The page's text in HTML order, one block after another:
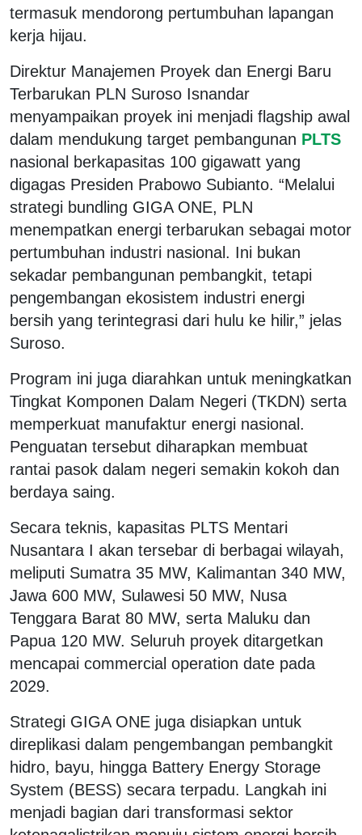
termasuk mendorong pertumbuhan lapangan
kerja hijau.
Direktur Manajemen Proyek dan Energi Baru
Terbarukan PLN Suroso Isnandar
menyampaikan proyek ini menjadi flagship awal
dalam mendukung target pembangunan PLTS
nasional berkapasitas 100 gigawatt yang
digagas Presiden Prabowo Subianto. “Melalui
strategi bundling GIGA ONE, PLN
menempatkan energi terbarukan sebagai motor
pertumbuhan industri nasional. Ini bukan
sekadar pembangunan pembangkit, tetapi
pengembangan ekosistem industri energi
bersih yang terintegrasi dari hulu ke hilir,” jelas
Suroso.
Program ini juga diarahkan untuk meningkatkan
Tingkat Komponen Dalam Negeri (TKDN) serta
memperkuat manufaktur energi nasional.
Penguatan tersebut diharapkan membuat
rantai pasok dalam negeri semakin kokoh dan
berdaya saing.
Secara teknis, kapasitas PLTS Mentari
Nusantara I akan tersebar di berbagai wilayah,
meliputi Sumatra 35 MW, Kalimantan 340 MW,
Jawa 600 MW, Sulawesi 50 MW, Nusa
Tenggara Barat 80 MW, serta Maluku dan
Papua 120 MW. Seluruh proyek ditargetkan
mencapai commercial operation date pada
2029.
Strategi GIGA ONE juga disiapkan untuk
direplikasi dalam pengembangan pembangkit
hidro, bayu, hingga Battery Energy Storage
System (BESS) secara terpadu. Langkah ini
menjadi bagian dari transformasi sektor